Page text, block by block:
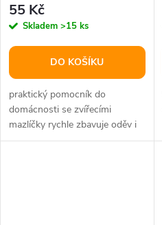
55 Kč
Skladem >15 ks
DO KOŠÍKU
praktický pomocník do
domácnosti se zvířecími
mazlíčky rychle zbavuje oděv i
čalounění zvířecích chlupů